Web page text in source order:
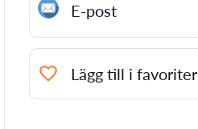
E-post
Lägg till i favoriter